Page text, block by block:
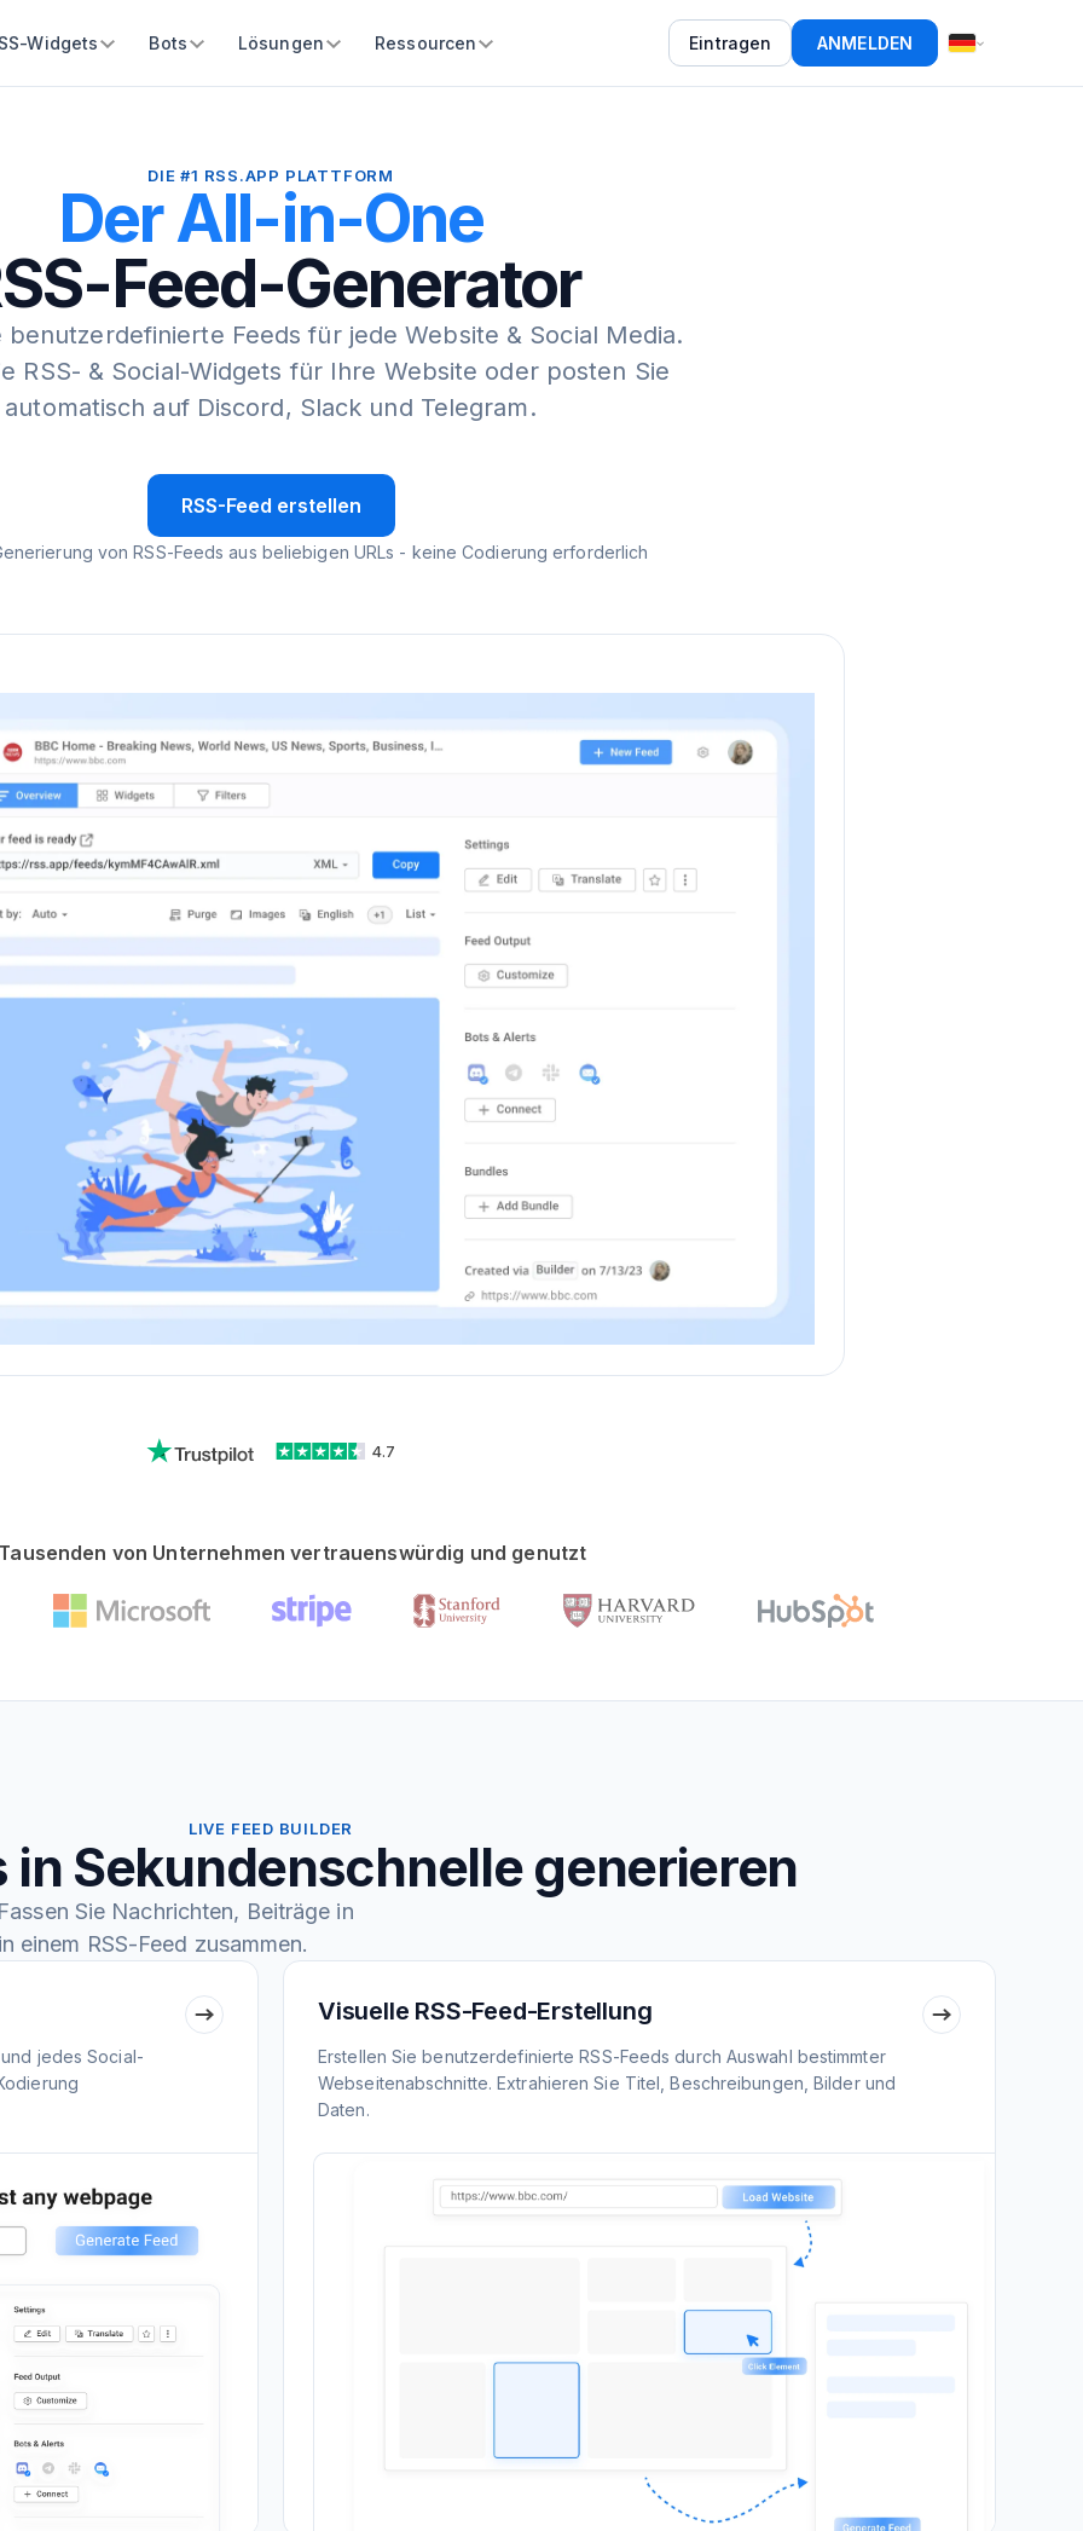
Widgets Bots Lösungen Ressourcen Eintragen ANMELDEN
DIE #1 RSS.APP PLATTFORM
Der All-in-One
Feed-Generator
benutzerdefinierte Feeds für jede Website & Social Media.
RSS- & Social-Widgets für Ihre Website oder posten Sie
automatisch auf Discord, Slack und Telegram.
RSS-Feed erstellen
von RSS-Feeds aus beliebigen URLs - keine Codierung erforderlich
4.7
von Unternehmen vertrauenswürdig und genutzt
LIVE FEED BUILDER
in Sekundenschnelle generieren
Sie Nachrichten, Beiträge in
einem RSS-Feed zusammen.
jedes Social-
Visuelle RSS-Feed-Erstellung
Erstellen Sie benutzerdefinierte RSS-Feeds durch Auswahl bestimmter
Webseitenabschnitte. Extrahieren Sie Titel, Beschreibungen, Bilder und
Daten.